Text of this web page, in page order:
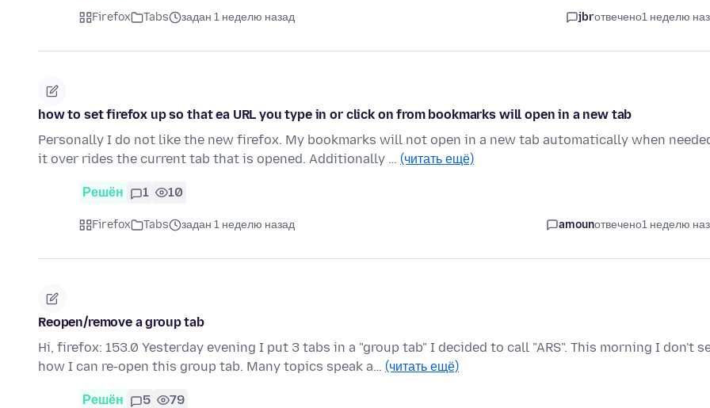
Firefox Tabs задан 1 неделю назад jbrотвечено1 неделю
how to set firefox up so that ea URL you type in or click on from bookmarks will open in a new tab
Personally I do not like the new firefox. My bookmarks will not open in a new tab automatically when
it over rides the current tab that is opened. Additionally … (читать ещё)
Решён 1 10
Firefox Tabs задан 1 неделю назад amounотвечено1 неделю
Reopen/remove a group tab
Hi, firefox: 153.0 Yesterday evening I put 3 tabs in a "group tab" I decided to call "ARS". This morning I don't
how I can re-open this group tab. Many topics speak a… (читать ещё)
Решён 5 79